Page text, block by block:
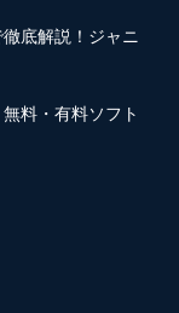
底解説！ジャニ
料・有料ソフト